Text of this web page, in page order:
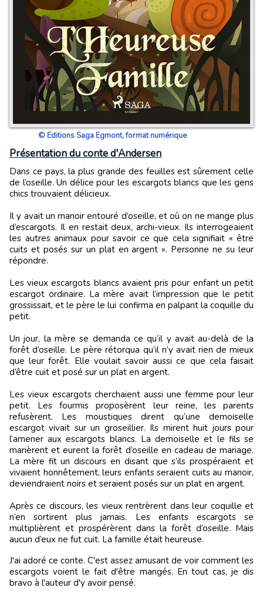
© Editions Saga Egmont, format numérique
Présentation du conte d'Andersen
Dans ce pays, la plus grande des feuilles est sûrement celle
de l’oseille. Un délice pour les escargots blancs que les gens
chics trouvaient délicieux.
Il y avait un manoir entouré d’oseille, et où on ne mange plus
d’escargots. Il en restait deux, archi-vieux. Ils interrogeaient
les autres animaux pour savoir ce que cela signifiait « être
cuits et posés sur un plat en argent ». Personne ne su leur
répondre.
Les vieux escargots blancs avaient pris pour enfant un petit
escargot ordinaire. La mère avait l’impression que le petit
grossissait, et le père le lui confirma en palpant la coquille du
petit.
Un jour, la mère se demanda ce qu’il y avait au-delà de la
forêt d’oseille. Le père rétorqua qu’il n’y avait rien de mieux
que leur forêt. Elle voulait savoir aussi ce que cela faisait
d’être cuit et posé sur un plat en argent.
Les vieux escargots cherchaient aussi une femme pour leur
petit. Les fourmis proposèrent leur reine, les parents
refusèrent. Les moustiques dirent qu’une demoiselle
escargot vivait sur un groseillier. Ils mirent huit jours pour
l’amener aux escargots blancs. La demoiselle et le fils se
marièrent et eurent la forêt d’oseille en cadeau de mariage.
La mère fit un discours en disant que s’ils prospéraient et
vivaient honnêtement, leurs enfants seraient cuits au manoir,
deviendraient noirs et seraient posés sur un plat en argent.
Après ce discours, les vieux rentrèrent dans leur coquille et
n’en sortirent plus jamais. Les enfants escargots se
multiplièrent et prospérèrent dans la forêt d’oseille. Mais
aucun d’eux ne fut cuit. La famille était heureuse.
J'ai adoré ce conte. C'est assez amusant de voir comment les
escargots voient le fait d'être mangés. En tout cas, je dis
bravo à l'auteur d'y avoir pensé.